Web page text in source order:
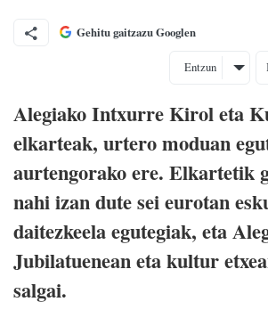
Gehitu gaitzazu Googlen
Entzun
Alegiako Intxurre Kirol eta
elkarteak, urtero moduan
aurtengorako ere. Elkartetik
nahi izan dute sei eurotan
daitezkeela egutegiak, eta
Jubilatuenean eta kultur
salgai.